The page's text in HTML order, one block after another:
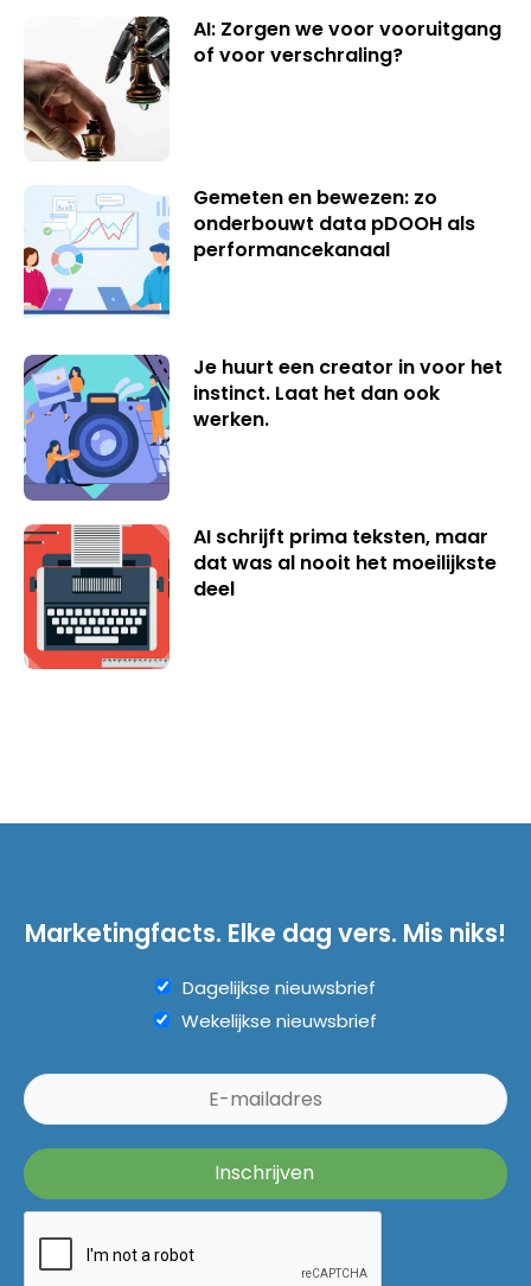
AI: Zorgen we voor vooruitgang
of voor verschraling?
Gemeten en bewezen: zo
onderbouwt data pDOOH als
performancekanaal
Je huurt een creator in voor het
instinct. Laat het dan ook
werken.
AI schrijft prima teksten, maar
dat was al nooit het moeilijkste
deel
Marketingfacts. Elke dag vers. Mis niks!
Dagelijkse nieuwsbrief
Wekelijkse nieuwsbrief